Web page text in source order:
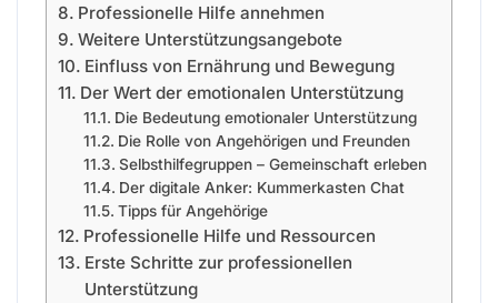
Professionelle Hilfe annehmen
Weitere Unterstützungsangebote
Einfluss von Ernährung und Bewegung
Der Wert der emotionalen Unterstützung
Die Bedeutung emotionaler Unterstützung
Die Rolle von Angehörigen und Freunden
Selbsthilfegruppen – Gemeinschaft erleben
Der digitale Anker: Kummerkasten Chat
Tipps für Angehörige
Professionelle Hilfe und Ressourcen
Erste Schritte zur professionellen
Unterstützung